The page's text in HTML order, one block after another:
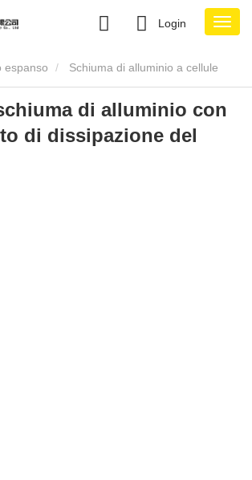
Login
espanso Schiuma di alluminio a cellule
di alluminio con
di dissipazione del